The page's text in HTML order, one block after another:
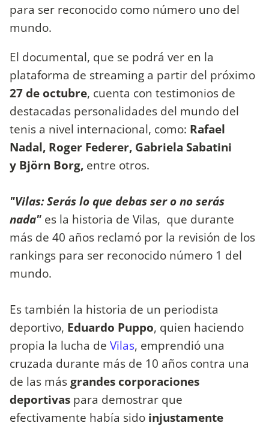
para ser reconocido como número uno del
mundo.
El documental, que se podrá ver en la
plataforma de streaming a partir del próximo
27 de octubre, cuenta con testimonios de
destacadas personalidades del mundo del
tenis a nivel internacional, como: Rafael
Nadal, Roger Federer, Gabriela Sabatini
y Björn Borg, entre otros.
"Vilas: Serás lo que debas ser o no serás
nada" es la historia de Vilas, que durante
más de 40 años reclamó por la revisión de los
rankings para ser reconocido número 1 del
mundo.
Es también la historia de un periodista
deportivo, Eduardo Puppo, quien haciendo
propia la lucha de Vilas, emprendió una
cruzada durante más de 10 años contra una
de las másgrandes corporaciones
deportivas para demostrar que
efectivamente había sido injustamente